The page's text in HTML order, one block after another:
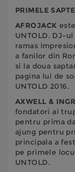
PRIMELE
AFROJACK
UNTOLD. DJ-
ramas
a fanilor din
si la doua
pagina lui de
UNTOLD 2016.
AXWELL &
fondatori ai
pentru prima
ajung pentru
principala a
pe primele
UNTOLD.